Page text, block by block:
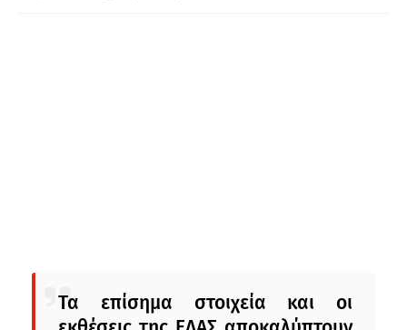
Τα επίσημα στοιχεία και οι